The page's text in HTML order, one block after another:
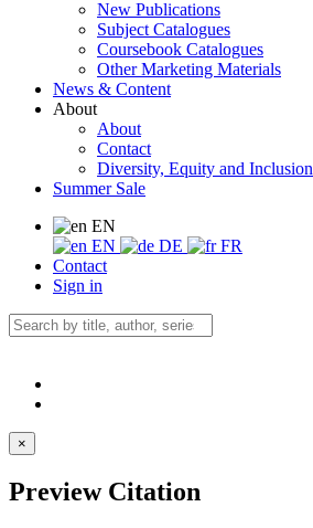
New Publications
Subject Catalogues
Coursebook Catalogues
Other Marketing Materials
News & Content
About
About
Contact
Diversity, Equity and Inclusion
Summer Sale
EN
EN
DE
FR
Contact
Sign in